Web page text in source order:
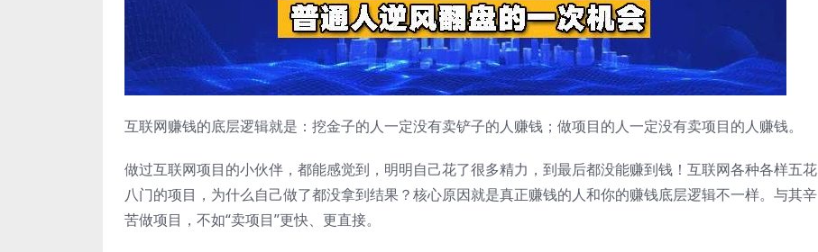
互联网赚钱的底层逻辑就是：挖金子的人一定没有卖铲子的人赚钱；做项目的人一定没有卖项目的人赚钱。
做过互联网项目的小伙伴，都能感觉到，明明自己花了很多精力，到最后都没能赚到钱！互联网各种各样五花
八门的项目，为什么自己做了都没拿到结果？核心原因就是真正赚钱的人和你的赚钱底层逻辑不一样。与其辛
苦做项目，不如“卖项目”更快、更直接。